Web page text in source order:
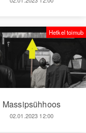
Massipsühhoos
02.01.2023 12:00
Hetkel toimub